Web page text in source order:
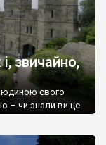
звичайно,
свого
– чи знали ви це